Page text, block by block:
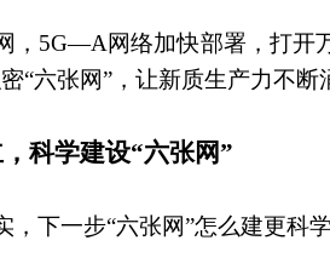
，5G—A网络加快部署，打开
六张网”，让新质生产力不断
科学建设“六张网”
，下一步“六张网”怎么建更科